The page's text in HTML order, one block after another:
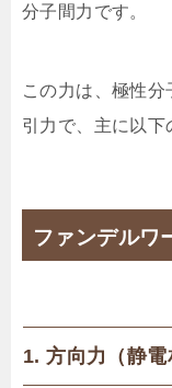
分子間力です。
この力は、極性
引力で、主に以下
ファンデルワ
1. 方向力（静電